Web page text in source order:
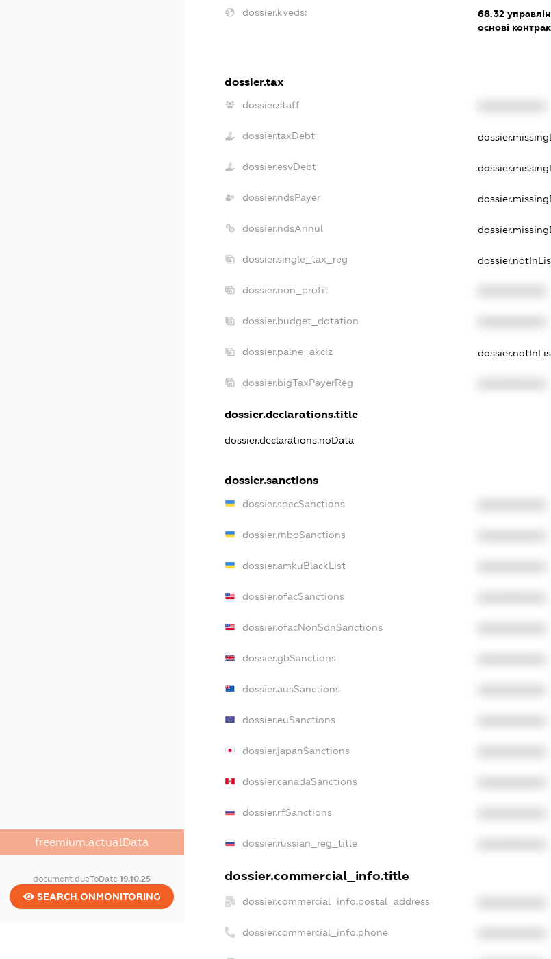
freemium.actualData
document.dueToDate19.10.25
SEARCH.ONMONITORING
dossier.kveds: 68.32
основі
dossier.tax
dossier.staff
dossier.taxDebt
dossier.esvDebt
dossier.ndsPayer
dossier.ndsAnnul
dossier.single_tax_reg
dossier.non_profit
dossier.budget_dotation
dossier.palne_akciz
dossier.bigTaxPayerReg
dossier.declarations.title
dossier.declarations.noData
dossier.sanctions
dossier.specSanctions
dossier.rnboSanctions
dossier.amkuBlackList
dossier.ofacSanctions
dossier.ofacNonSdnSanctions
dossier.gbSanctions
dossier.ausSanctions
dossier.euSanctions
dossier.japanSanctions
dossier.canadaSanctions
dossier.rfSanctions
dossier.russian_reg_title
dossier.commercial_info.title
dossier.commercial_info.postal_address
dossier.commercial_info.phone